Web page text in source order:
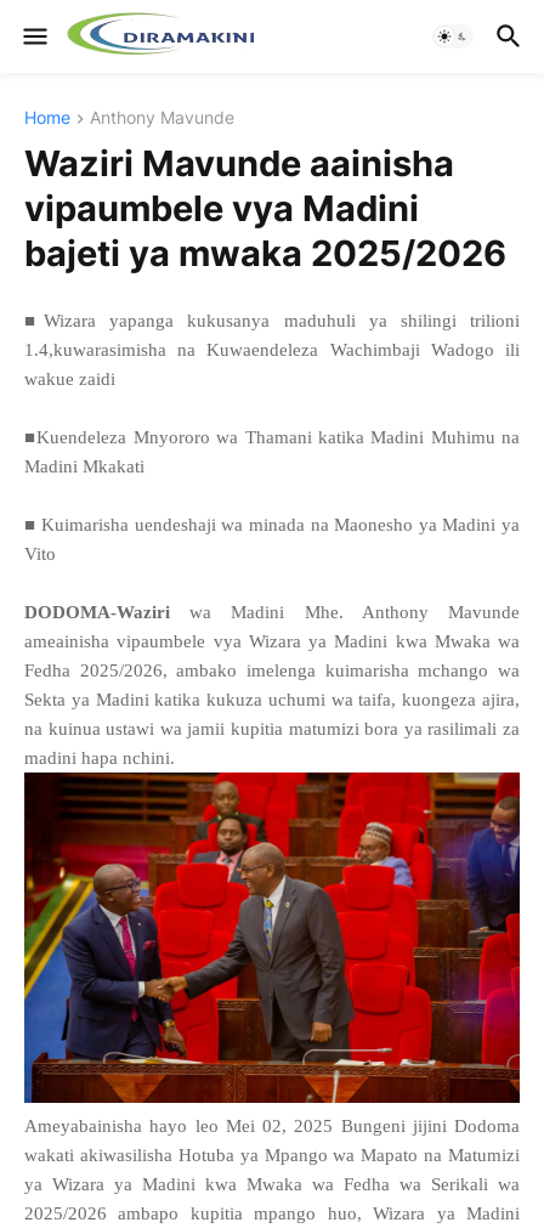
Home Anthony Mavunde
Waziri Mavunde aainisha
vipaumbele vya Madini
bajeti ya mwaka 2025/2026
■Wizara yapanga kukusanya maduhuli ya shilingi trilioni
1.4,kuwarasimisha na Kuwaendeleza Wachimbaji Wadogo ili
wakue zaidi
■Kuendeleza Mnyororo wa Thamani katika Madini Muhimu na
Madini Mkakati
■ Kuimarisha uendeshaji wa minada na Maonesho ya Madini ya
Vito
DODOMA-Waziri wa Madini Mhe. Anthony Mavunde
ameainisha vipaumbele vya Wizara ya Madini kwa Mwaka wa
Fedha 2025/2026, ambako imelenga kuimarisha mchango wa
Sekta ya Madini katika kukuza uchumi wa taifa, kuongeza ajira,
na kuinua ustawi wa jamii kupitia matumizi bora ya rasilimali za
madini hapa nchini.
Ameyabainisha hayo leo Mei 02, 2025 Bungeni jijini Dodoma
wakati akiwasilisha Hotuba ya Mpango wa Mapato na Matumizi
ya Wizara ya Madini kwa Mwaka wa Fedha wa Serikali wa
2025/2026 ambapo kupitia mpango huo, Wizara ya Madini